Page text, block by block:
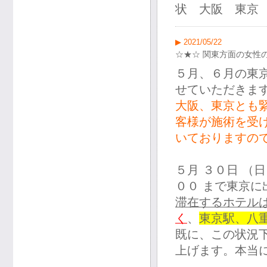
状 大阪 東京
▶ 2021/05/22
☆★☆ 関東方面の女
５月、６月の東
せていただきま
大阪、東京とも
客様が施術を受
いておりますの
５月 ３０日 （
００ まで東京
滞在するホテル
く 、 東京駅、八
既に、この状況
上げます。本当